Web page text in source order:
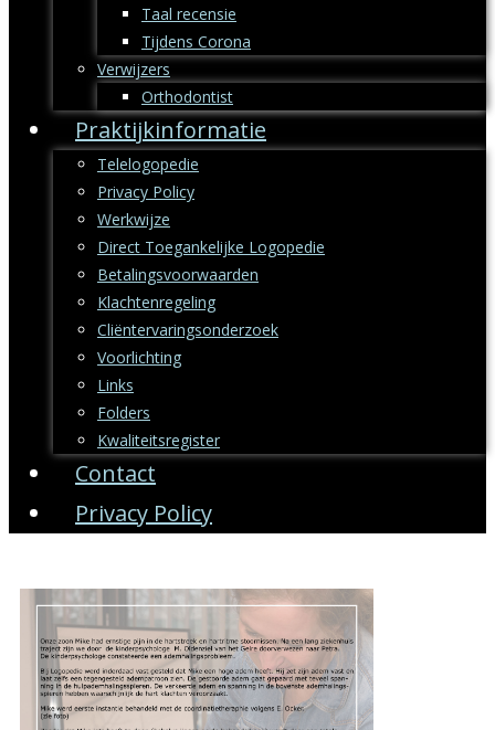
Taal recensie
Tijdens Corona
Verwijzers
Orthodontist
Praktijkinformatie
Telelogopedie
Privacy Policy
Werkwijze
Direct Toegankelijke Logopedie
Betalingsvoorwaarden
Klachtenregeling
Cliëntervaringsonderzoek
Voorlichting
Links
Folders
Kwaliteitsregister
Contact
Privacy Policy